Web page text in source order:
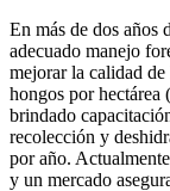
En más de dos años
adecuado manejo
mejorar la calidad
hongos por hectárea
brindado
recolección y
por año.
y un mercado